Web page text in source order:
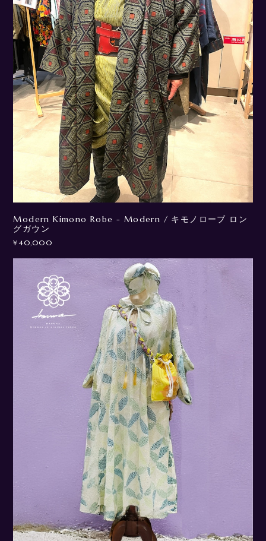
Modern Kimono Robe - Modern / キモノローブ ロン
グガウン
¥40,000